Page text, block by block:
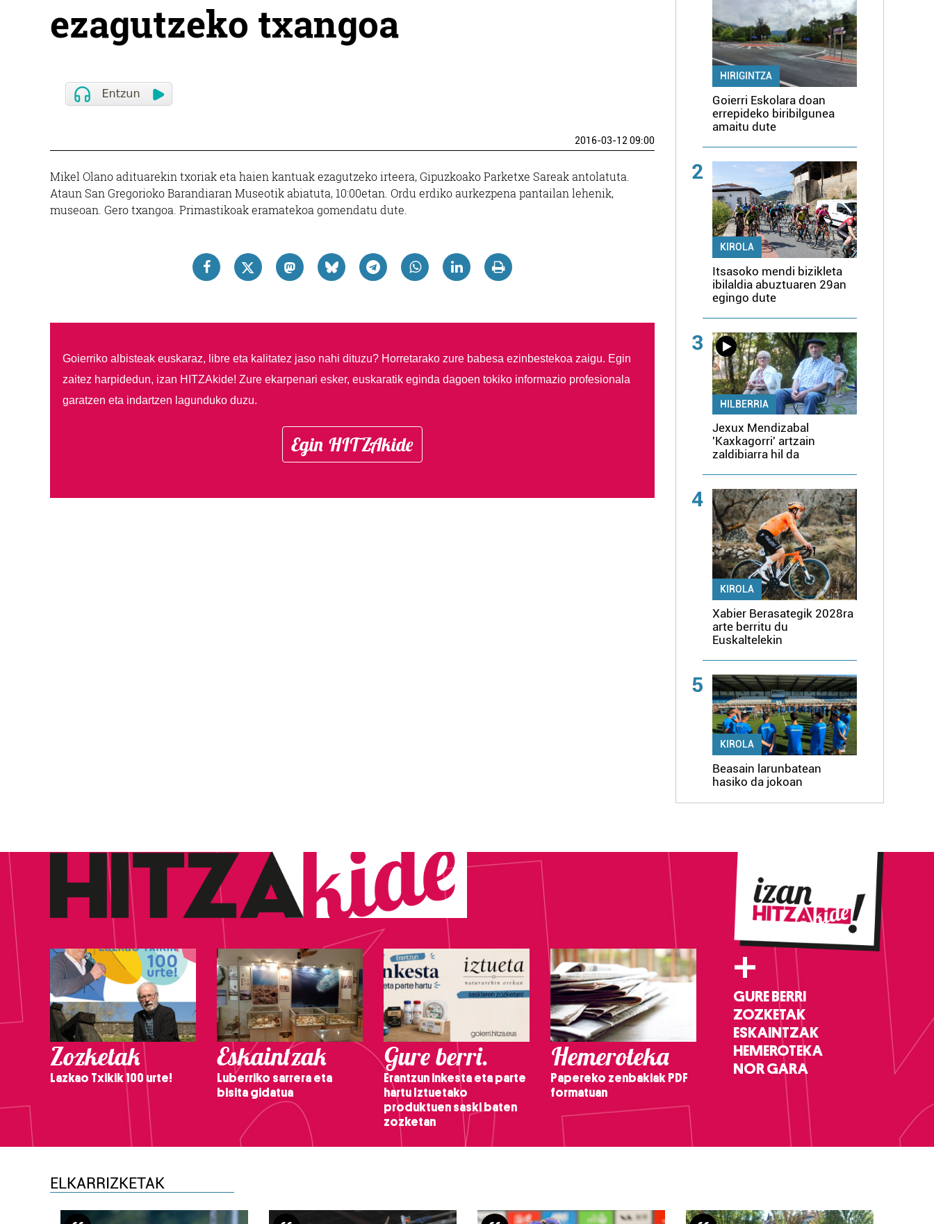
ezagutzeko txangoa
2016-03-12 09:00
Mikel Olano adituarekin txoriak eta haien kantuak ezagutzeko irteera, Gipuzkoako Parketxe Sareak antolatuta.
Ataun San Gregorioko Barandiaran Museotik abiatuta, 10:00etan. Ordu erdiko aurkezpena pantailan lehenik,
museoan. Gero txangoa. Primastikoak eramatekoa gomendatu dute.
Goierriko albisteak euskaraz, libre eta kalitatez jaso nahi dituzu? Horretarako zure babesa ezinbestekoa zaigu. Egin
zaitez harpidedun, izan HITZAkide! Zure ekarpenari esker, euskaratik eginda dagoen tokiko informazio profesionala
garatzen eta indartzen lagunduko duzu.
Egin HITZAkide
HIRIGINTZA
Goierri Eskolara doan
errepideko biribilgunea
amaitu dute
2
KIROLA
Itsasoko mendi bizikleta
ibilaldia abuztuaren 29an
egingo dute
3
HILBERRIA
Jexux Mendizabal
'Kaxkagorri' artzain
zaldibiarra hil da
4
KIROLA
Xabier Berasategik 2028ra
arte berritu du
Euskaltelekin
5
KIROLA
Beasain larunbatean
hasiko da jokoan
Zozketak
Lazkao Txikik 100 urte!
Eskaintzak
Luberriko sarrera eta
bisita gidatua
Gure berri.
Erantzun inkesta eta parte
hartu Iztuetako
produktuen saski baten
zozketan
Hemeroteka
Papereko zenbakiak PDF
formatuan
+
GURE BERRI
ZOZKETAK
ESKAINTZAK
HEMEROTEKA
NOR GARA
ELKARRIZKETAK